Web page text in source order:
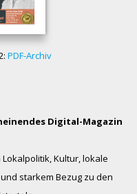
PDF-Archiv
Digital-Magazin
Kultur, lokale
starkem Bezug zu den